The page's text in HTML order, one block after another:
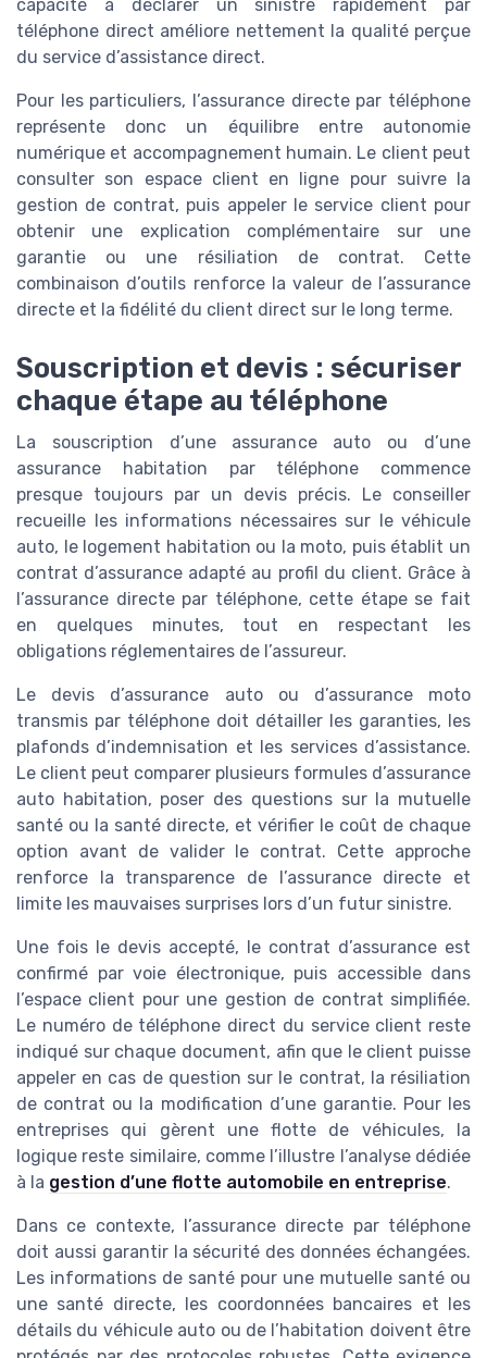
capacité à déclarer un sinistre rapidement par
téléphone direct améliore nettement la qualité perçue
du service d’assistance direct.
Pour les particuliers, l’assurance directe par téléphone
représente donc un équilibre entre autonomie
numérique et accompagnement humain. Le client peut
consulter son espace client en ligne pour suivre la
gestion de contrat, puis appeler le service client pour
obtenir une explication complémentaire sur une
garantie ou une résiliation de contrat. Cette
combinaison d’outils renforce la valeur de l’assurance
directe et la fidélité du client direct sur le long terme.
Souscription et devis : sécuriser
chaque étape au téléphone
La souscription d’une assurance auto ou d’une
assurance habitation par téléphone commence
presque toujours par un devis précis. Le conseiller
recueille les informations nécessaires sur le véhicule
auto, le logement habitation ou la moto, puis établit un
contrat d’assurance adapté au profil du client. Grâce à
l’assurance directe par téléphone, cette étape se fait
en quelques minutes, tout en respectant les
obligations réglementaires de l’assureur.
Le devis d’assurance auto ou d’assurance moto
transmis par téléphone doit détailler les garanties, les
plafonds d’indemnisation et les services d’assistance.
Le client peut comparer plusieurs formules d’assurance
auto habitation, poser des questions sur la mutuelle
santé ou la santé directe, et vérifier le coût de chaque
option avant de valider le contrat. Cette approche
renforce la transparence de l’assurance directe et
limite les mauvaises surprises lors d’un futur sinistre.
Une fois le devis accepté, le contrat d’assurance est
confirmé par voie électronique, puis accessible dans
l’espace client pour une gestion de contrat simplifiée.
Le numéro de téléphone direct du service client reste
indiqué sur chaque document, afin que le client puisse
appeler en cas de question sur le contrat, la résiliation
de contrat ou la modification d’une garantie. Pour les
entreprises qui gèrent une flotte de véhicules, la
logique reste similaire, comme l’illustre l’analyse dédiée
à la gestion d’une flotte automobile en entreprise.
Dans ce contexte, l’assurance directe par téléphone
doit aussi garantir la sécurité des données échangées.
Les informations de santé pour une mutuelle santé ou
une santé directe, les coordonnées bancaires et les
détails du véhicule auto ou de l’habitation doivent être